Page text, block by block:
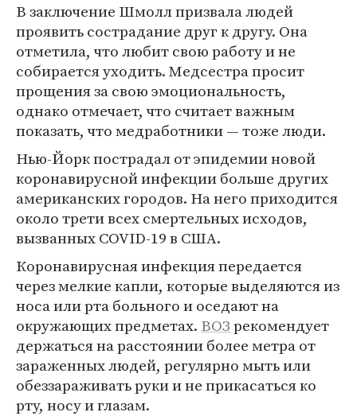
В заключение Шмолл призвала людей
проявить сострадание друг к другу. Она
отметила, что любит свою работу и не
собирается уходить. Медсестра просит
прощения за свою эмоциональность,
однако отмечает, что считает важным
показать, что медработники — тоже люди.
Нью-Йорк пострадал от эпидемии новой
коронавирусной инфекции больше других
американских городов. На него приходится
около трети всех смертельных исходов,
вызванных COVID-19 в США.
Коронавирусная инфекция передается
через мелкие капли, которые выделяются из
носа или рта больного и оседают на
окружающих предметах. ВОЗрекомендует
держаться на расстоянии более метра от
зараженных людей, регулярно мыть или
обеззараживать руки и не прикасаться ко
рту, носу и глазам.